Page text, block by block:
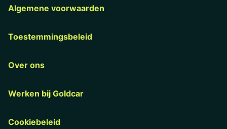
Algemene voorwaarden
Toestemmingsbeleid
Over ons
Werken bij Goldcar
Cookiebeleid